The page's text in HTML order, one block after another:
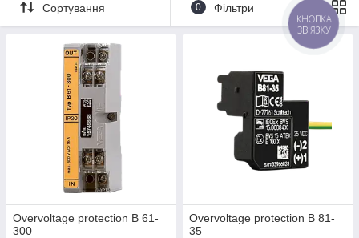
Сортування 0 Фільтри
Overvoltage protection B 61-
300
Overvoltage protection B 81-
35
КНОПКА
ЗВ'ЯЗКУ